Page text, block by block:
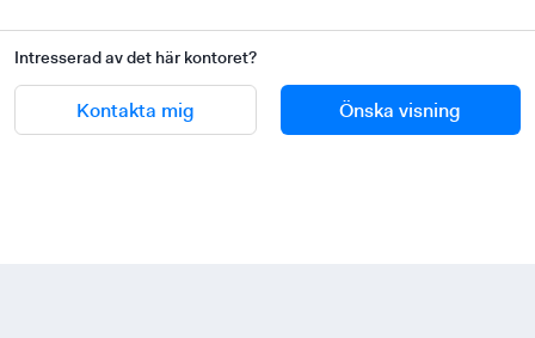
Intresserad av det här kontoret?
Kontakta mig Önska visning